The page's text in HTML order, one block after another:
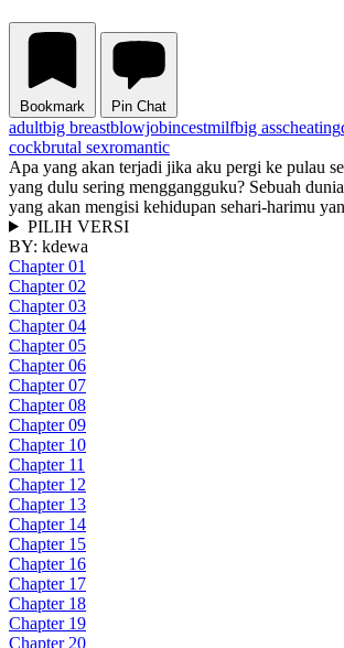
Bookmark Pin Chat
adultbig breastblowjobincestmilfbig asscheating
cockbrutal sexromantic
Apa yang akan terjadi jika aku pergi ke pulau
yang dulu sering menggangguku? Sebuah
yang akan mengisi kehidupan sehari-harimu
PILIH VERSI
BY: kdewa
Chapter 01
Chapter 02
Chapter 03
Chapter 04
Chapter 05
Chapter 06
Chapter 07
Chapter 08
Chapter 09
Chapter 10
Chapter 11
Chapter 12
Chapter 13
Chapter 14
Chapter 15
Chapter 16
Chapter 17
Chapter 18
Chapter 19
Chapter 20